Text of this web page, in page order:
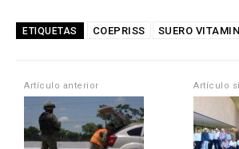
at
A
p
p
ce
o
o
k
e
m
ail m
ar
tir
ETIQUETAS COEPRISS SUERO
Artículo anterior Artículo